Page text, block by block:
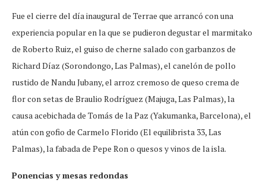
Fue el cierre del día inaugural de Terrae que arrancó con una
experiencia popular en la que se pudieron degustar el marmitako
de Roberto Ruiz, el guiso de cherne salado con garbanzos de
Richard Díaz (Sorondongo, Las Palmas), el canelón de pollo
rustido de Nandu Jubany, el arroz cremoso de queso crema de
flor con setas de Braulio Rodríguez (Majuga, Las Palmas), la
causa acebichada de Tomás de la Paz (Yakumanka, Barcelona), el
atún con gofio de Carmelo Florido (El equilibrista 33, Las
Palmas), la fabada de Pepe Ron o quesos y vinos de la isla.
Ponencias y mesas redondas